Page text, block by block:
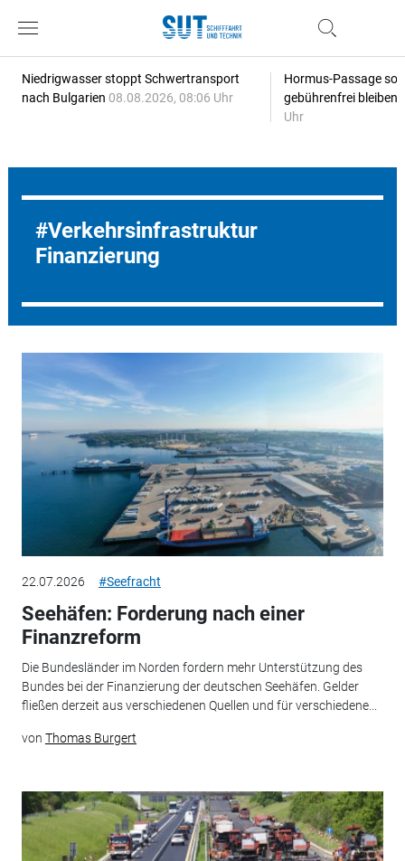
Niedrigwasser stoppt Schwertransport
nach Bulgarien 08.08.2026, 08:06 Uhr
Hormus-Passage
gebührenfrei bleiben
Uhr
Verkehrsinfrastruktur
Finanzierung
22.07.2026 #Seefracht
Seehäfen: Forderung nach einer
Finanzreform
Die Bundesländer im Norden fordern mehr Unterstützung des
Bundes bei der Finanzierung der deutschen Seehäfen. Gelder
fließen derzeit aus verschiedenen Quellen und für verschiedene...
von Thomas Burgert